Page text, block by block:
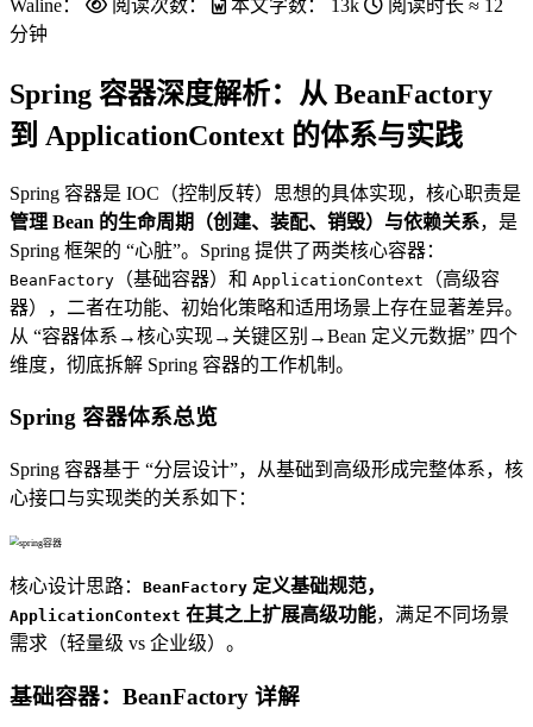
Waline：
阅读次数： 本文字数： 13k 阅读时长 ≈ 12
分钟
Spring 容器深度解析：从 BeanFactory
到 ApplicationContext 的体系与实践
Spring 容器是 IOC（控制反转）思想的具体实现，核心职责是
管理 Bean 的生命周期（创建、装配、销毁）与依赖关系，是
Spring 框架的 “心脏”。Spring 提供了两类核心容器：
BeanFactory （基础容器）和 ApplicationContext
（高级容
器），二者在功能、初始化策略和适用场景上存在显著差异。
从 “容器体系→核心实现→关键区别→Bean 定义元数据” 四个
维度，彻底拆解 Spring 容器的工作机制。
Spring 容器体系总览
Spring 容器基于 “分层设计”，从基础到高级形成完整体系，核
心接口与实现类的关系如下：
核心设计思路： BeanFactory 定义基础规范，
ApplicationContext 在其之上扩展高级功能，满足不同场景
需求（轻量级 vs 企业级）。
基础容器：BeanFactory 详解